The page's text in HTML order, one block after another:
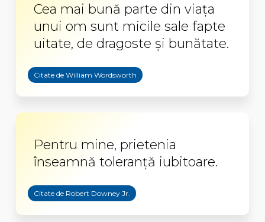
Cea mai bună parte din viaţa
unui om sunt micile sale fapte
uitate, de dragoste şi bunătate.
Citate de William Wordsworth
Pentru mine, prietenia
înseamnă toleranţă iubitoare.
Citate de Robert Downey Jr.